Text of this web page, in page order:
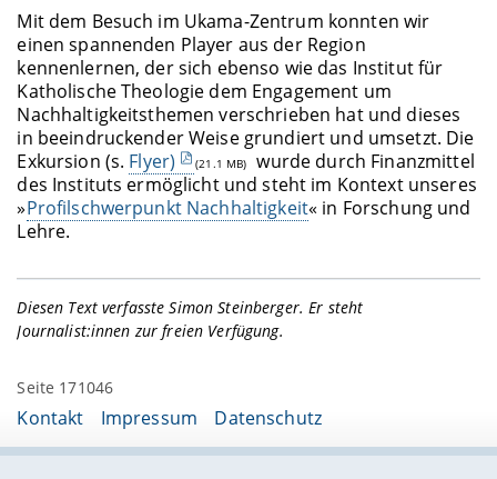
Mit dem Besuch im Ukama-Zentrum konnten wir
einen spannenden Player aus der Region
kennenlernen, der sich ebenso wie das Institut für
Katholische Theologie dem Engagement um
Nachhaltigkeitsthemen verschrieben hat und dieses
in beeindruckender Weise grundiert und umsetzt. Die
Exkursion (s. Flyer) (21.1 MB)
wurde durch Finanzmittel
des Instituts ermöglicht und steht im Kontext unseres
»Profilschwerpunkt Nachhaltigkeit« in Forschung und
Lehre.
Diesen Text verfasste Simon Steinberger. Er steht
Journalist:innen zur freien Verfügung.
Seite 171046
Kontakt Impressum Datenschutz